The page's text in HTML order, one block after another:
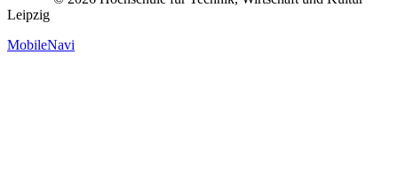
Leipzig
MobileNavi